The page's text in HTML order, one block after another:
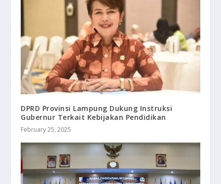
DPRD Provinsi Lampung Dukung Instruksi
Gubernur Terkait Kebijakan Pendidikan
February 25, 2025